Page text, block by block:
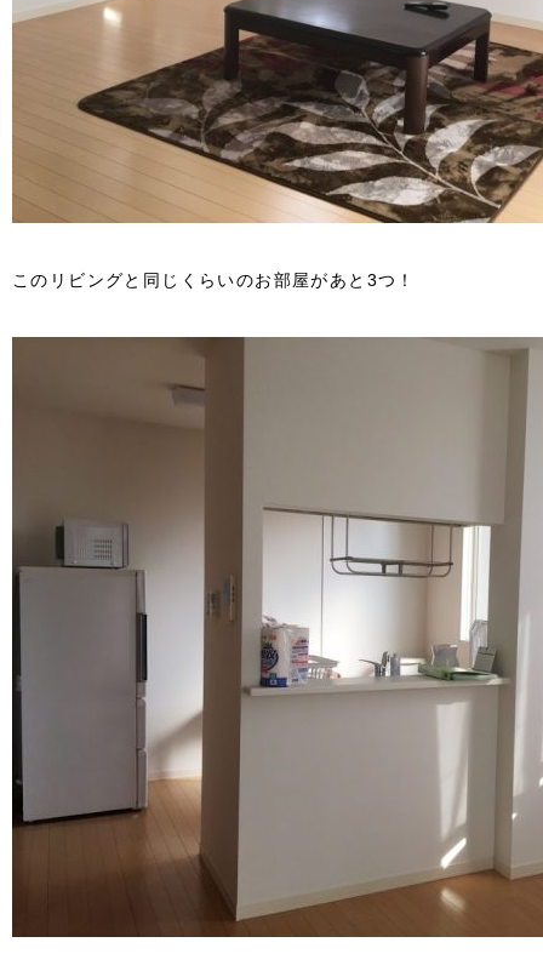
このリビングと同じくらいのお部屋があと3つ！